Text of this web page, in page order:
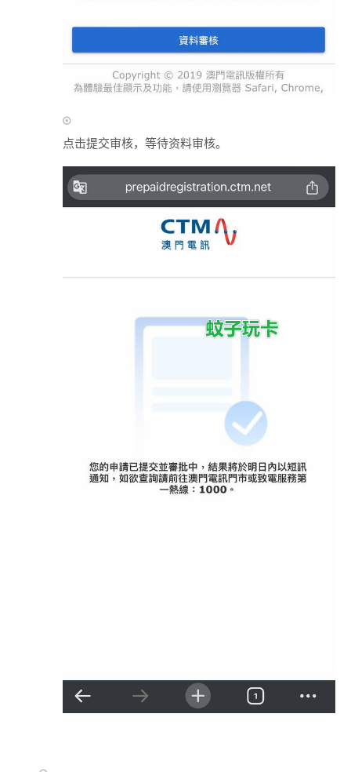
点击提交审核，等待资料审核。